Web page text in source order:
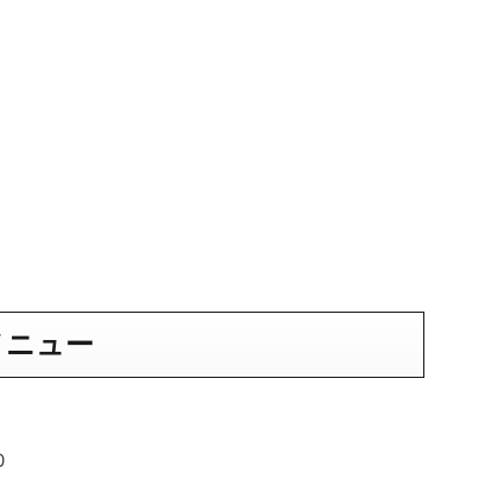
ュー